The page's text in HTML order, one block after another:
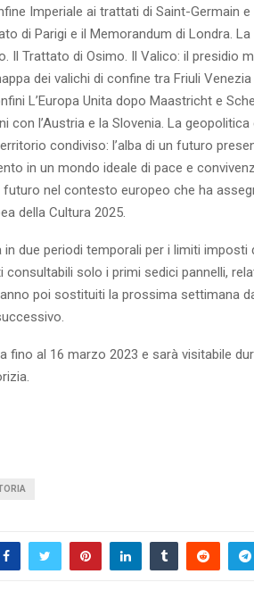
Imperiale ai trattati di Saint-Germain
di Parigi e il Memorandum di Londra.
Il Trattato di Osimo. Il Valico: il presidio
dei valichi di confine tra Friuli
L’Europa Unita dopo Maastricht e
con l’Austria e la Slovenia. La
condiviso: l’alba di un futuro
in un mondo ideale di pace e
futuro nel contesto europeo che ha
della Cultura 2025.
due periodi temporali per i limiti imposti
solo i primi sedici pannelli,
poi sostituiti la prossima settimana
fino al 16 marzo 2023 e sarà visitabile